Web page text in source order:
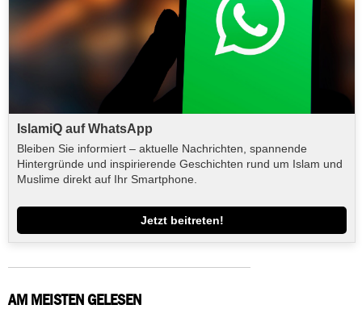
IslamiQ auf WhatsApp
Bleiben Sie informiert – aktuelle Nachrichten, spannende
Hintergründe und inspirierende Geschichten rund um Islam und
Muslime direkt auf Ihr Smartphone.
Jetzt beitreten!
AM MEISTEN GELESEN